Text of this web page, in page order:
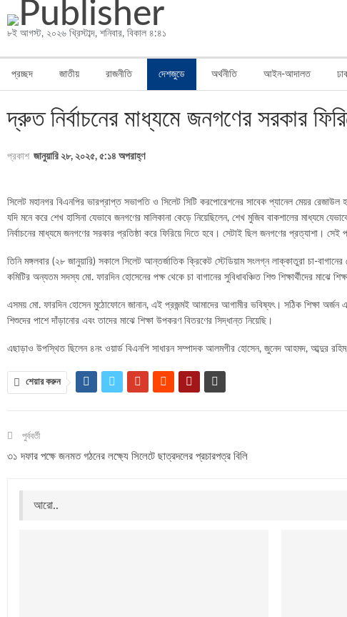
৮ই আগস্ট, ২০২৬ খ্রিস্টাব্দ, শনিবার, বিকাল ৪:৪১
প্রচ্ছদ জাতীয় রাজনীতি দেশজুডে অর্থনীতি আইন-আদালত
স্বাস্থ্য
দ্রুত নির্বাচনের মাধ্যমে জনগণের সরকার
প্রকাশ জানুয়ারি ২৮, ২০২৫, ৫:১৪ অপরাহ্ণ
সিলেট মহানগর বিএনপির ভারপ্রাপ্ত সভাপতি ও সিলেট সিটি করপোরেশনের সাবেক প্যানেল মেয়র
যদি মনে করে শেখ হাসিনা যেভাবে জনগণের মালিকানা কেড়ে নিয়েছিলেন, শেখ মুজিব বাকশালের মাধ্যমে
নির্বাচনের মাধ্যমে জনগণের সরকার প্রতিষ্ঠা করে ফিরিয়ে দিতে হবে। সেটাই ছিল জনগণের প্রত্যাশা।
তিনি মঙ্গলবার (২৮ জানুয়ারি) সকালে সিলেট আন্তর্জাতিক ক্রিকেট স্টেডিয়াম সংলগ্ন লাক্কাতুরা চা-
কমিটির অন্যতম সদস্য মো. ফারদিন হোসেনের পক্ষ থেকে চা বাগানের সুবিধাবঞ্চিত শিশু শিক্ষার্থীদের
এসময় মো. ফারদিন হোসেন মুঠোফোনে জানান, এই প্রজন্মই আমাদের আগামীর ভবিষ্যৎ। সঠিক শিক্ষা
শিশুদের পাশে দাঁড়ানোর এবং তাদের মাঝে শিক্ষা উপকরণ বিতরণের সিদ্ধান্ত নিয়েছি।
এছাড়াও উপস্থিত ছিলেন ৪নং ওয়ার্ড বিএনপি সাধারন সম্পাদক আলমগীর হোসেন, জুনেদ আহমদ, আব্দুর
শেয়ার করুন
পুর্ববর্তী
৩১ দফার পক্ষে জনমত গঠনের লক্ষ্যে সিলেটে ছাত্রদলের প্রচারপত্র বিলি
আরো..